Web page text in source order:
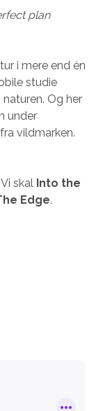
plan
i mere end én
studie
Og her
under
vildmarken.
skal Into the
Edge.